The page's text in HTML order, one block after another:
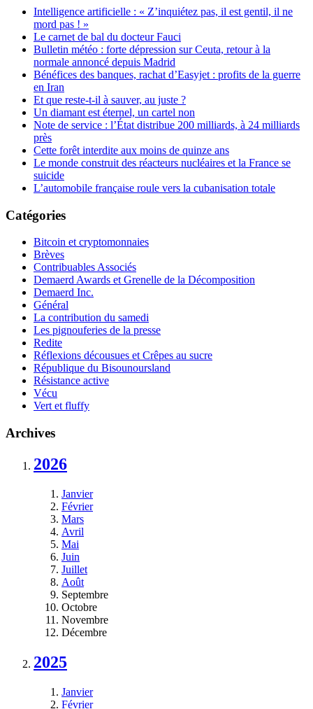
Intelligence artificielle : « Z’inquiétez pas, il est gentil, il ne
mord pas ! »
Le carnet de bal du docteur Fauci
Bulletin météo : forte dépression sur Ceuta, retour à la
normale annoncé depuis Madrid
Bénéfices des banques, rachat d’Easyjet : profits de la guerre
en Iran
Et que reste-t-il à sauver, au juste ?
Un diamant est éternel, un cartel non
Note de service : l’État distribue 200 milliards, à 24 milliards
près
Cette forêt interdite aux moins de quinze ans
Le monde construit des réacteurs nucléaires et la France se
suicide
L’automobile française roule vers la cubanisation totale
Catégories
Bitcoin et cryptomonnaies
Brèves
Contribuables Associés
Demaerd Awards et Grenelle de la Décomposition
Demaerd Inc.
Général
La contribution du samedi
Les pignouferies de la presse
Redite
Réflexions décousues et Crêpes au sucre
République du Bisounoursland
Résistance active
Vécu
Vert et fluffy
Archives
2026
Janvier
Février
Mars
Avril
Mai
Juin
Juillet
Août
Septembre
Octobre
Novembre
Décembre
2025
Janvier
Février